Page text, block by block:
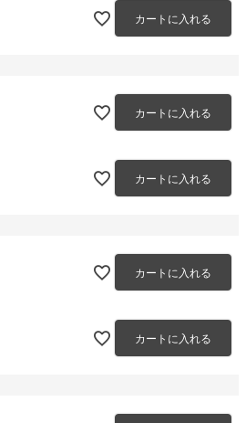
カートに入れる
カートに入れる
カートに入れる
カートに入れる
カートに入れる